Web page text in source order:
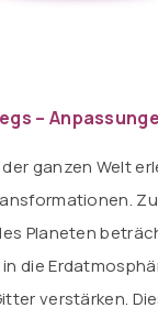
–
ganzen Welt
Planeten
die
verstärken.